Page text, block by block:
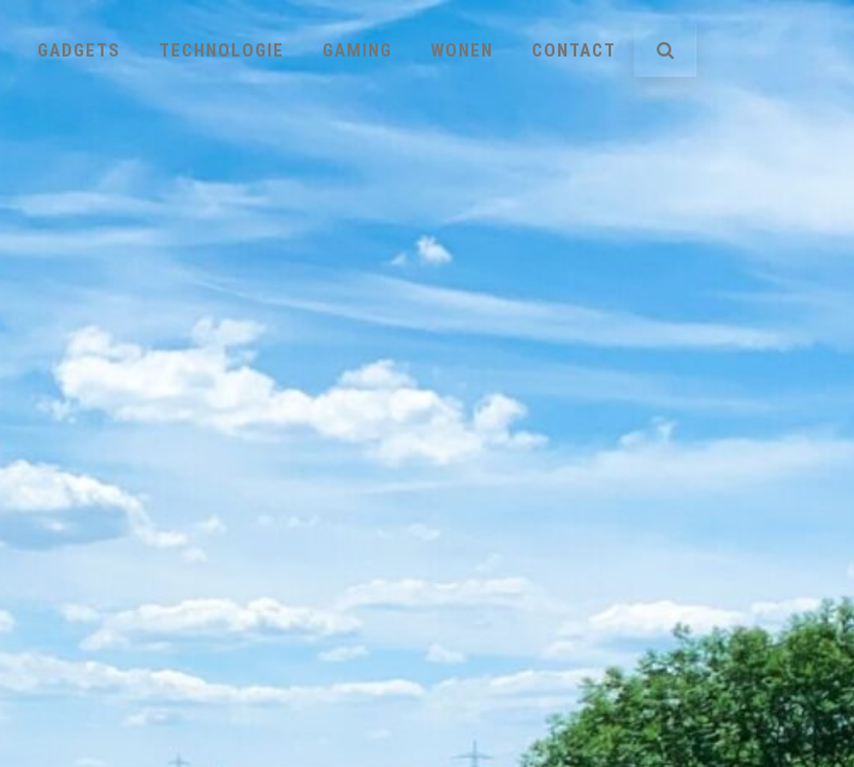
GADGETS TECHNOLOGIE GAMING WONEN CONTACT